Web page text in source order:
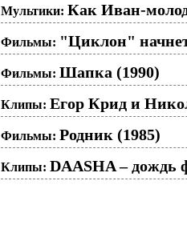
Мультики: Как Иван-
Фильмы: "Циклон"
Фильмы: Шапка (1990)
Клипы: Егор Крид и
Фильмы: Родник (1985)
Клипы: DAASHA – дождь